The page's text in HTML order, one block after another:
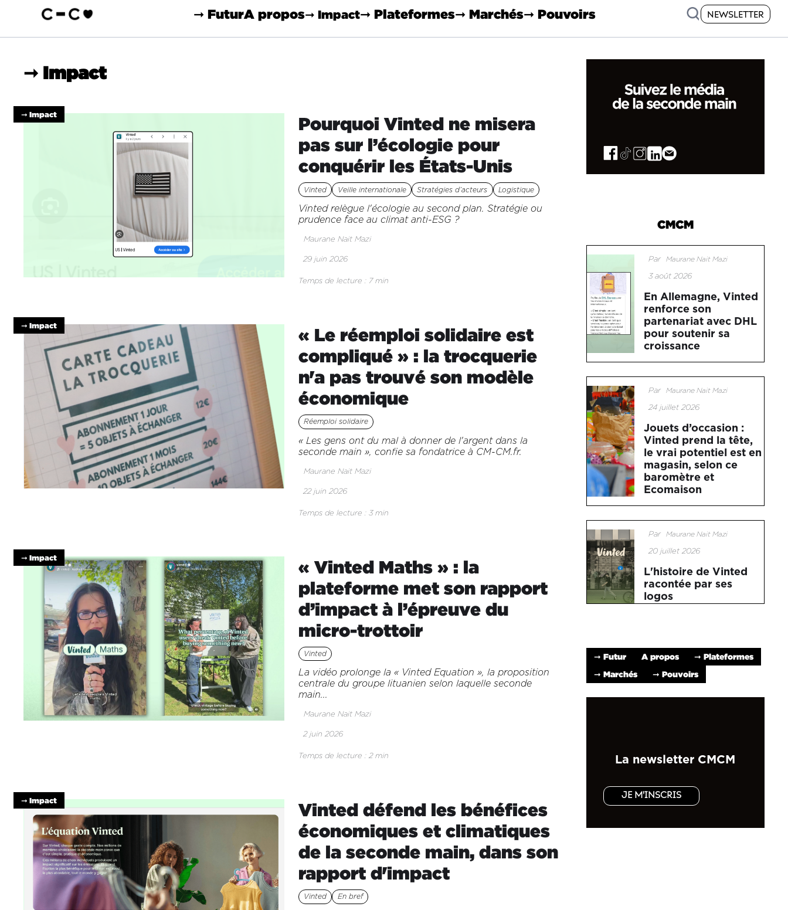
➞ FuturA propos➞ Impact➞ Plateformes➞ Marchés➞ Pouvoirs NEWSLETTER
➞ Impact
➞ Impact
Pourquoi Vinted ne misera
pas sur l’écologie pour
conquérir les États-Unis
Vinted Veille internationale Stratégies d’acteurs Logistique
Vinted relègue l'écologie au second plan. Stratégie ou
prudence face au climat anti-ESG ?
Maurane Nait Mazi
29 juin 2026
Temps de lecture : 7 min
➞ Impact
« Le réemploi solidaire est
compliqué » : la trocquerie
n'a pas trouvé son modèle
économique
Réemploi solidaire
« Les gens ont du mal à donner de l'argent dans la
seconde main », confie sa fondatrice à CM-CM.fr.
Maurane Nait Mazi
22 juin 2026
Temps de lecture : 3 min
➞ Impact
« Vinted Maths » : la
plateforme met son rapport
d’impact à l’épreuve du
micro-trottoir
Vinted
La vidéo prolonge la « Vinted Equation », la proposition
centrale du groupe lituanien selon laquelle seconde
main...
Maurane Nait Mazi
2 juin 2026
Temps de lecture : 2 min
➞ Impact
Vinted défend les bénéfices
économiques et climatiques
de la seconde main, dans son
rapport d'impact
Vinted En bref
CMCM
Par Maurane Nait Mazi
3 août 2026
En Allemagne, Vinted
renforce son
partenariat avec DHL
pour soutenir sa
croissance
Par Maurane Nait Mazi
24 juillet 2026
Jouets d’occasion :
Vinted prend la tête,
le vrai potentiel est en
magasin, selon ce
baromètre et
Ecomaison
Par Maurane Nait Mazi
20 juillet 2026
L'histoire de Vinted
racontée par ses
logos
➞ Futur A propos
➞ Plateformes
➞ Marchés
➞ Pouvoirs
La newsletter CMCM
JE M'INSCRIS